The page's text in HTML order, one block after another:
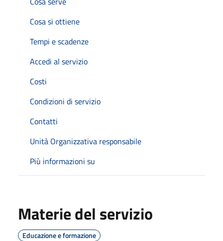
Cosa si ottiene
Tempi e scadenze
Accedi al servizio
Costi
Condizioni di servizio
Contatti
Unità Organizzativa responsabile
Più informazioni su
Materie del servizio
Educazione e formazione